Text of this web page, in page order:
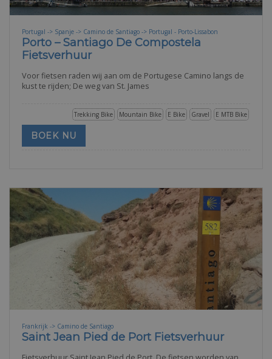
Portugal -> Spanje -> Camino de Santiago -> Portugal - Porto-Lissabon
Porto – Santiago De Compostela
Fietsverhuur
Voor fietsen raden wij aan om de Portugese Camino langs de
kust te rijden; De weg van St. James
E MTB Bike
Gravel
E Bike
Mountain Bike
Trekking Bike
BOEK NU
Frankrijk -> Camino de Santiago
Saint Jean Pied de Port Fietsverhuur